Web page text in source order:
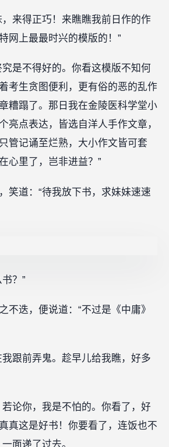
，来得正巧！来瞧瞧我前日作的作
网上最最时兴的模版的！”
是不得好的。你看这模版不知何
考生贪图便利，更有俗的恶的乱作
糟蹋了。那日我在金陵医科学堂小
亮点表达，皆选自洋人手作文章，
管记诵至烂熟，大小作文皆可套
心里了，岂非进益？”
笑道：“待我放下书，求妹妹速速
？”
不迭，便说道：“不过是《中庸》
跟前弄鬼。趁早儿给我瞧，好多
若论你，我是不怕的。你看了，好
真这是好书！你要看了，连饭也不
面递了过去。